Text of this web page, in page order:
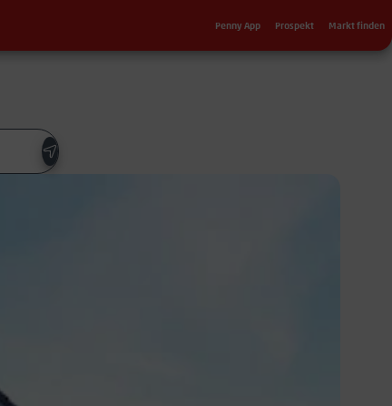
Sekundärnavigation
Penny App Prospekt Markt finden